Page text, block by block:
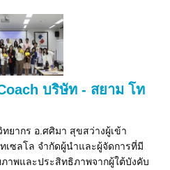
บริษัท - สยาม โท
ทยากร อ.ศศิมา สุขสว่างผู้เข้า
เซลโล จำกัดผู้นำและผู้จัดการที่มี
าพและประสิทธิภาพจากผู้ใต้บังคับ